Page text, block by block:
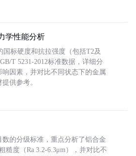
学性能分析
国标硬度和抗拉强度（包括T2及
T 5231-2012标准数据，详细分
因素，并对比不同状态下的金属
供参考。
的分级标准，重点分析了铝合金
糙度（Ra 3.2-6.3μm），并对比不